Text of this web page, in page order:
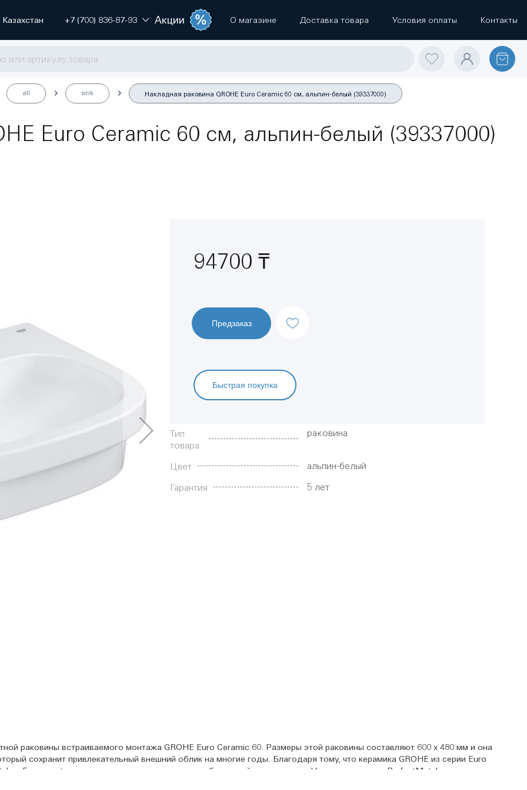
Казахстан +7 (700) 836-87-93 Акции О магазине Доставка товара Условия оплаты Контакты
all sink Накладная раковина GROHE Euro Ceramic 60 см, альпин-белый (39337000)
Euro Ceramic 60 см, альпин-белый (39337000)
94700 ₸
Предзаказ
Быстрая покупка
Характеристики
Тип
товара
раковина
Цвет альпин-белый
Гарантия 5 лет
раковины встраиваемого монтажа GROHE Euro Ceramic 60. Размеры этой раковины составляют 600 х 480 мм и она
сохранит привлекательный внешний облик на многие годы. Благодаря тому, что керамика GROHE из серии Euro
и Eurosmart, вы сможете воплотить в жизнь любые дизайнерские идеи. Наше приложение PerfectMatch позволит вам
функциональности. Керамика GROHE основывается на международной экспертной оценке GROHE в сфере